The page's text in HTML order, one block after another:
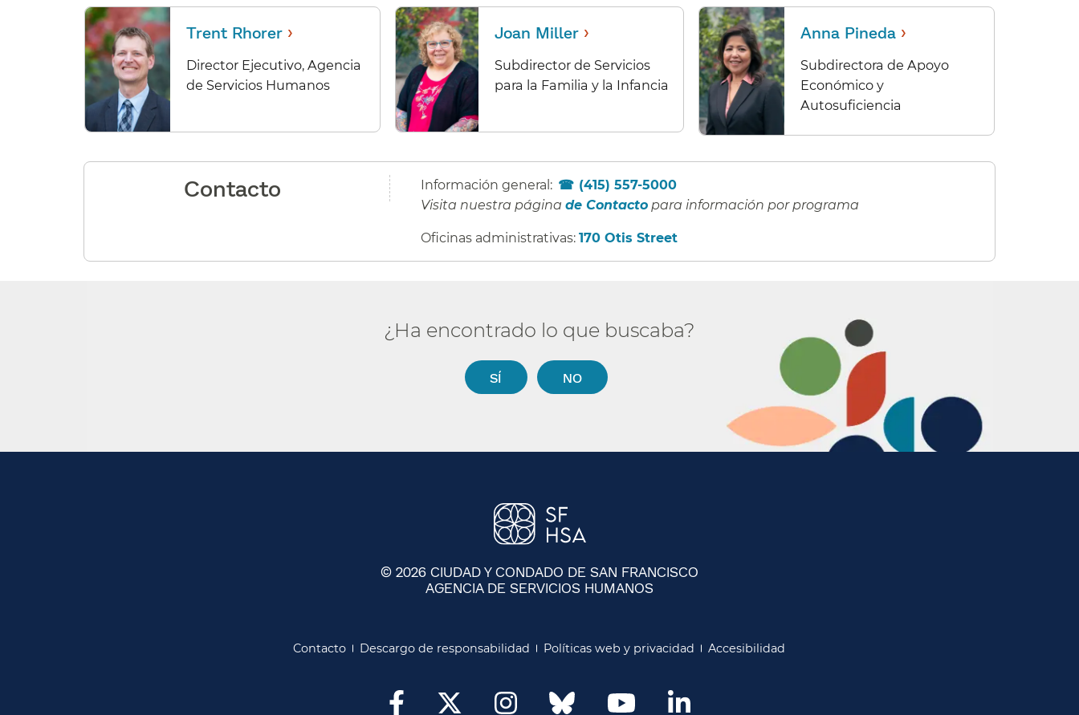
Trent Rhorer ›
Director Ejecutivo, Agencia
de Servicios Humanos​​
Joan Miller ›
Subdirector de Servicios
para la Familia y la Infancia​​
Anna Pineda ›
Subdirectora de Apoyo
Económico y
Autosuficiencia​​
Contacto​​ Información general: (415) 557-5000
Visita nuestra página de Contactopara información por programa
Oficinas administrativas: 170 Otis Street​​
¿Ha encontrado lo que buscaba?​​
SÍ​​ NO​​
© 2026 CIUDAD Y CONDADO DE SAN FRANCISCO
AGENCIA DE SERVICIOS HUMANOS
Contacto​​ Descargo de responsabilidad​​ Políticas web y privacidad​​ Accesibilidad​​